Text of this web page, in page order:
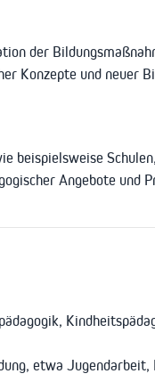
der
Konzepte und neuer
Angebote und
etwa Jugendarbeit,